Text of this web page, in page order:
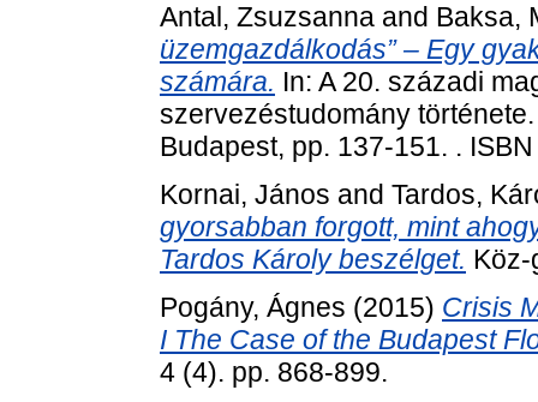
Antal, Zsuzsanna and Baksa,
üzemgazdálkodás” – Egy
számára. In: A 20. századi
szervezéstudomány
Budapest, pp. 137-151. .
Kornai, János and Tardos,
gyorsabban forgott, mint
Tardos Károly beszélget. Köz-
Pogány, Ágnes (2015) Crisis
I The Case of the Budapest
4 (4). pp. 868-899.